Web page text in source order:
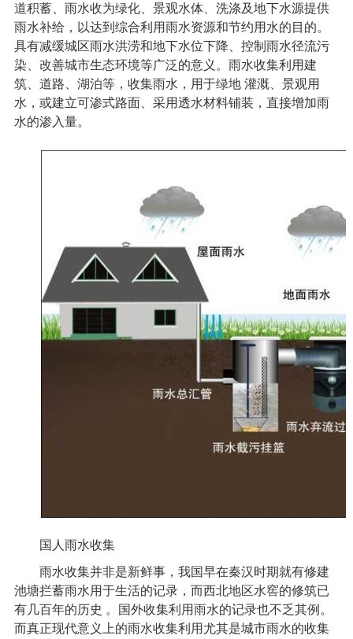
道积蓄、雨水收为绿化、景观水体、洗涤及地下水源提供
雨水补给，以达到综合利用雨水资源和节约用水的目的。
具有减缓城区雨水洪涝和地下水位下降、控制雨水径流污
染、改善城市生态环境等广泛的意义。雨水收集利用建
筑、道路、湖泊等，收集雨水，用于绿地 灌溉、景观用
水，或建立可渗式路面、采用透水材料铺装，直接增加雨
水的渗入量。
国人雨水收集
雨水收集并非是新鲜事，我国早在秦汉时期就有修建
池塘拦蓄雨水用于生活的记录，而西北地区水窖的修筑已
有几百年的历史 。国外收集利用雨水的记录也不乏其例。
而真正现代意义上的雨水收集利用尤其是城市雨水的收集